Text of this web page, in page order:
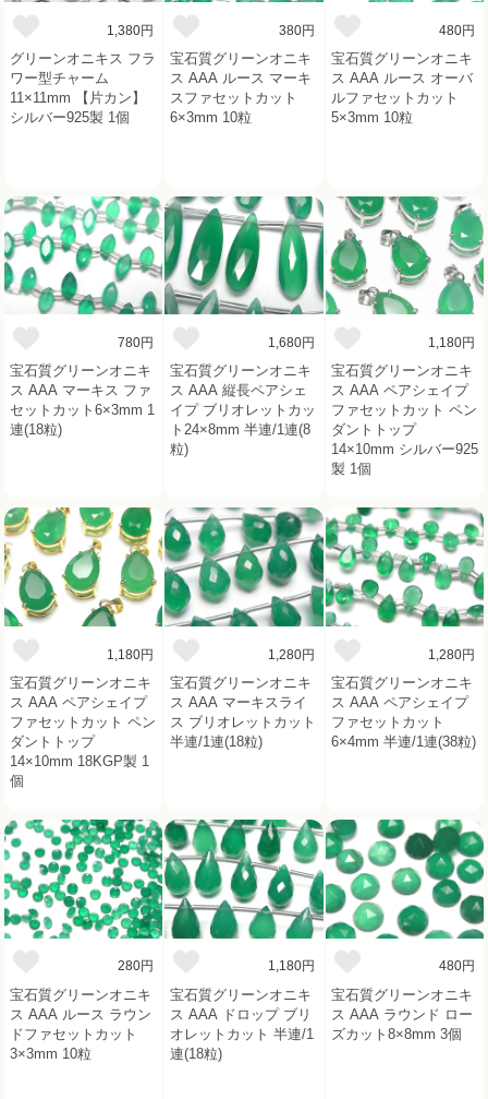
1,380円
グリーンオニキス フラ
ワー型チャーム
11×11mm 【片カン】
シルバー925製 1個
380円
宝石質グリーンオニキ
ス AAA ルース マーキ
スファセットカット
6×3mm 10粒
480円
宝石質グリーンオニキ
ス AAA ルース オーバ
ルファセットカット
5×3mm 10粒
780円
宝石質グリーンオニキ
ス AAA マーキス ファ
セットカット6×3mm 1
連(18粒)
1,680円
宝石質グリーンオニキ
ス AAA 縦長ペアシェ
イプ ブリオレットカッ
ト24×8mm 半連/1連(8
粒)
1,180円
宝石質グリーンオニキ
ス AAA ペアシェイプ
ファセットカット ペン
ダントトップ
14×10mm シルバー925
製 1個
1,180円
宝石質グリーンオニキ
ス AAA ペアシェイプ
ファセットカット ペン
ダントトップ
14×10mm 18KGP製 1
個
1,280円
宝石質グリーンオニキ
ス AAA マーキスライ
ス ブリオレットカット
半連/1連(18粒)
1,280円
宝石質グリーンオニキ
ス AAA ペアシェイプ
ファセットカット
6×4mm 半連/1連(38粒)
280円
宝石質グリーンオニキ
ス AAA ルース ラウン
ドファセットカット
3×3mm 10粒
1,180円
宝石質グリーンオニキ
ス AAA ドロップ ブリ
オレットカット 半連/1
連(18粒)
480円
宝石質グリーンオニキ
ス AAA ラウンド ロー
ズカット8×8mm 3個